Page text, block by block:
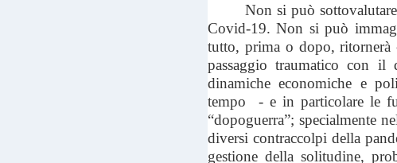
Non si può
Covid-19. Non si può
tutto, prima o dopo,
passaggio traumatico con
dinamiche economiche e
tempo - e in particolare le
“dopoguerra”; specialmente
diversi contraccolpi della
gestione della solitudine,